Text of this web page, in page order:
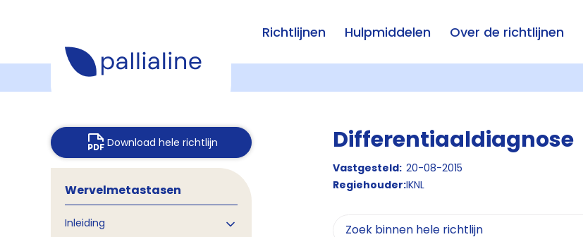
Richtlijnen Hulpmiddelen Over de richtlijnen
Download hele richtlijn
Wervelmetastasen
Inleiding
Differentiaaldiagnose
Vastgesteld: 20-08-2015
Regiehouder:IKNL